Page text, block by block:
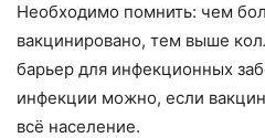
Необходимо помнить: чем
вакцинировано, тем выше
барьер для инфекционных
инфекции можно, если
всё население.